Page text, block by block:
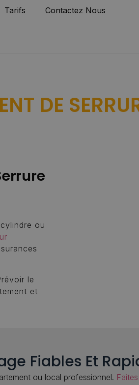
Tarifs Contactez Nous
DE
ou
le
et
Fiables Et
ou local professionnel.